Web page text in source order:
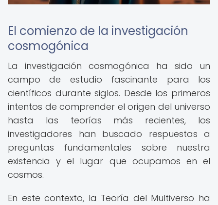
El comienzo de la investigación
cosmogónica
La investigación cosmogónica ha sido un
campo de estudio fascinante para los
científicos durante siglos. Desde los primeros
intentos de comprender el origen del universo
hasta las teorías más recientes, los
investigadores han buscado respuestas a
preguntas fundamentales sobre nuestra
existencia y el lugar que ocupamos en el
cosmos.
En este contexto, la Teoría del Multiverso ha